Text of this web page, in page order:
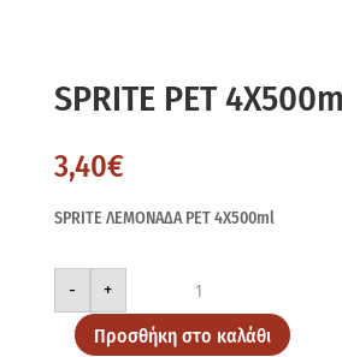
SPRITE PET
3,40€
SPRITE ΛΕΜΟΝΑΔΑ PET 4X500ml
-
SPRITE
4X500ml
ποσότητα
+
Προσθήκη στο καλάθι